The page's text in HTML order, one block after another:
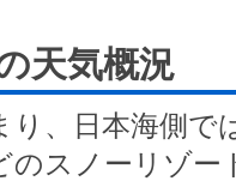
天気概況
り、日本海側で
のスノーリゾ